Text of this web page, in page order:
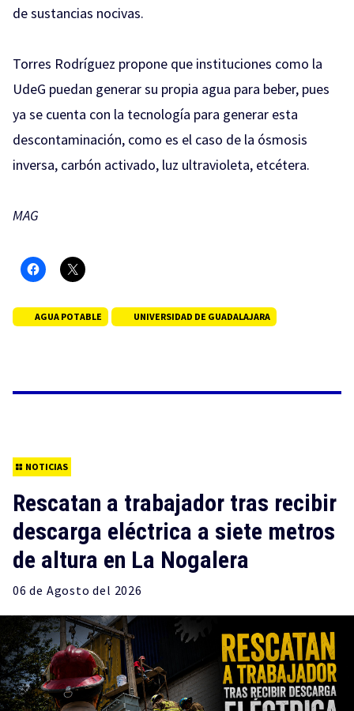
de sustancias nocivas.
Torres Rodríguez propone que instituciones como la
UdeG puedan generar su propia agua para beber, pues
ya se cuenta con la tecnología para generar esta
descontaminación, como es el caso de la ósmosis
inversa, carbón activado, luz ultravioleta, etcétera.
MAG
AGUA POTABLE UNIVERSIDAD DE GUADALAJARA
NOTICIAS
Rescatan a trabajador tras recibir
descarga eléctrica a siete metros
de altura en La Nogalera
06 de Agosto del 2026